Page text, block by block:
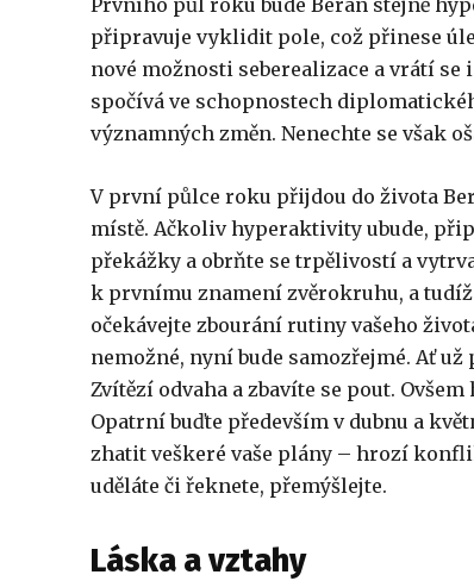
Prvního půl roku bude Beran stejně
připravuje vyklidit pole, což přinese
nové možnosti seberealizace a vrátí se
spočívá ve schopnostech
významných změn. Nenechte se však
V první půlce roku přijdou do života
místě. Ačkoliv hyperaktivity ubude,
překážky a obrňte se trpělivostí a
k prvnímu znamení zvěrokruhu, a
očekávejte zbourání rutiny vašeho
nemožné, nyní bude samozřejmé. Ať
Zvítězí odvaha a zbavíte se pout.
Opatrní buďte především v dubnu a
zhatit veškeré vaše plány – hrozí
uděláte či řeknete, přemýšlejte.
Láska a vztahy